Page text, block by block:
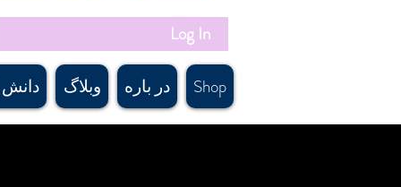
Log In
دانش وبلاگ در باره Shop